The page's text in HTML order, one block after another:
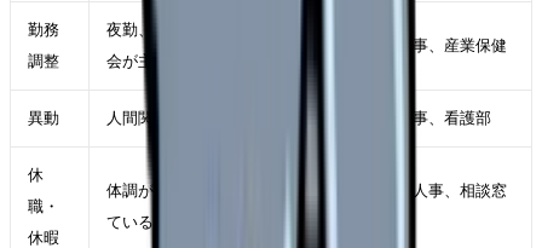
勤務
調整
夜勤、残業、受け持ち、委員
会が主因
師長、人事、産業保健
異動 人間関係や診療科相性が主因 師長、人事、看護部
休
職・
休暇
体調が落ち、判断力も下がっ
ている
主治医、人事、相談窓